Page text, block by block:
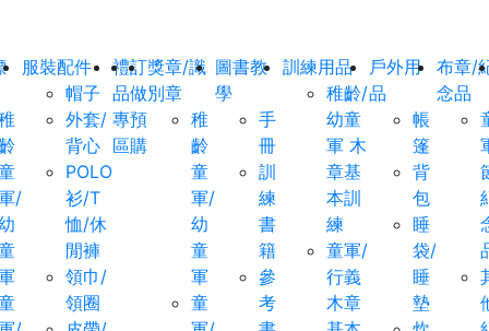
/
服裝配件
帽子
外套/
背心
POLO
衫/T
恤/休
閒褲
領巾/
領圈
禮
品
專
區
訂
做
預
購
獎章/識
別章
稚
齡
童
軍/
幼
童
軍
童
圖書教
學
手
冊
訓
練
書
籍
參
考
訓練用品
稚齡/
幼童
軍 木
章基
本訓
練
童軍/
行義
木章
戶外用
品
帳
篷
背
包
睡
袋/
睡
墊
布章/
念品